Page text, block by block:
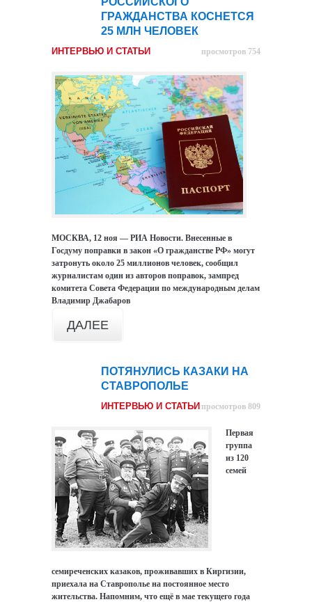
ГРАЖДАНСТВА КОСНЕТСЯ
25 МЛН ЧЕЛОВЕК
ИНТЕРВЬЮ И СТАТЬИ просмотров 754
МОСКВА, 12 ноя — РИА Новости. Внесенные в
Госдуму поправки в закон «О гражданстве РФ» могут
затронуть около 25 миллионов человек, сообщил
журналистам один из авторов поправок, зампред
комитета Совета Федерации по международным делам
Владимир Джабаров
ДАЛЕЕ
ПОТЯНУЛИСЬ КАЗАКИ НА
СТАВРОПОЛЬЕ
ИНТЕРВЬЮ И СТАТЬИ просмотров 809
Первая
группа
из 120
семей
семиреченских казаков, проживавших в Киргизии,
приехала на Ставрополье на постоянное место
жительства. Напомним, что ещё в мае текущего года